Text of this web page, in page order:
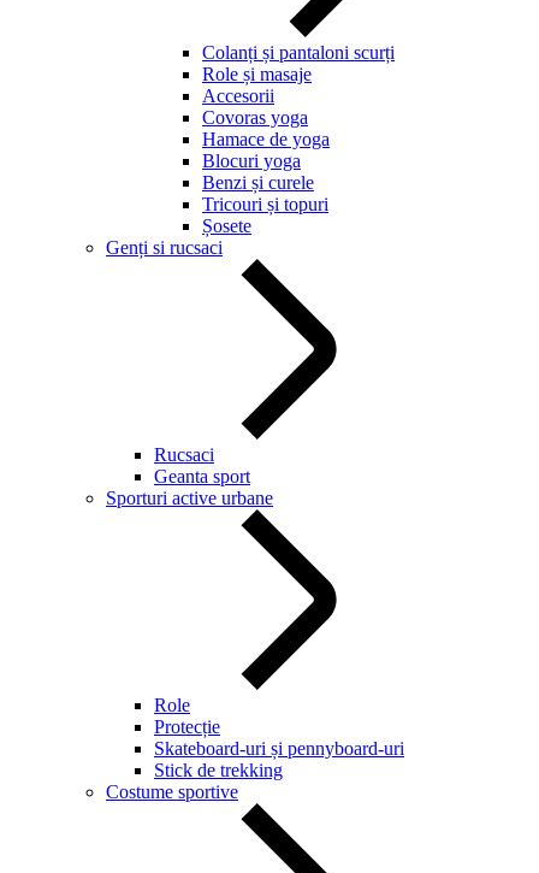
Colanți și pantaloni scurți
Role și masaje
Accesorii
Covoras yoga
Hamace de yoga
Blocuri yoga
Benzi și curele
Tricouri și topuri
Șosete
Genți si rucsaci
Rucsaci
Geanta sport
Sporturi active urbane
Role
Protecție
Skateboard-uri și pennyboard-uri
Stick de trekking
Costume sportive